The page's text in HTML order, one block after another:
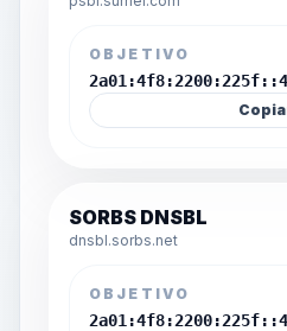
OBJETIVO
SORBS DNSBL
dnsbl.sorbs.net
OBJETIVO